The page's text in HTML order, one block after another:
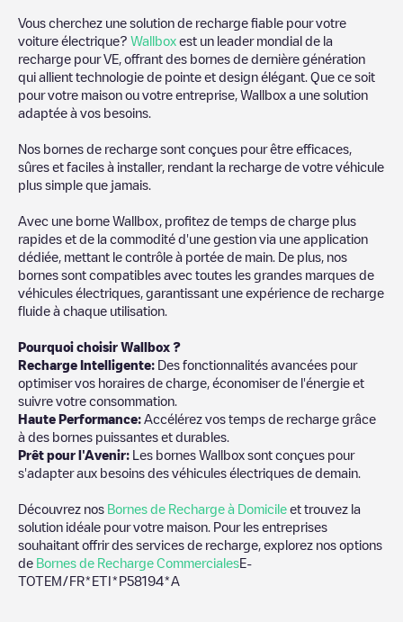
Vous cherchez une solution de recharge fiable pour votre
voiture électrique? Wallbox est un leader mondial de la
recharge pour VE, offrant des bornes de dernière génération
qui allient technologie de pointe et design élégant. Que ce soit
pour votre maison ou votre entreprise, Wallbox a une solution
adaptée à vos besoins.
Nos bornes de recharge sont conçues pour être efficaces,
sûres et faciles à installer, rendant la recharge de votre véhicule
plus simple que jamais.
Avec une borne Wallbox, profitez de temps de charge plus
rapides et de la commodité d'une gestion via une application
dédiée, mettant le contrôle à portée de main. De plus, nos
bornes sont compatibles avec toutes les grandes marques de
véhicules électriques, garantissant une expérience de recharge
fluide à chaque utilisation.
Pourquoi choisir Wallbox ?
Recharge Intelligente: Des fonctionnalités avancées pour
optimiser vos horaires de charge, économiser de l'énergie et
suivre votre consommation.
Haute Performance: Accélérez vos temps de recharge grâce
à des bornes puissantes et durables.
Prêt pour l'Avenir: Les bornes Wallbox sont conçues pour
s'adapter aux besoins des véhicules électriques de demain.
Découvrez nos Bornes de Recharge à Domicile et trouvez la
solution idéale pour votre maison. Pour les entreprises
souhaitant offrir des services de recharge, explorez nos options
de Bornes de Recharge CommercialesE-
TOTEM/FR*ETI*P58194*A